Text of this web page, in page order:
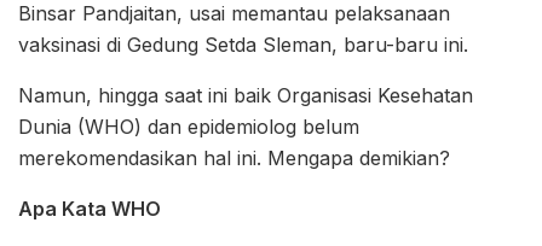
Binsar Pandjaitan, usai memantau pelaksanaan
vaksinasi di Gedung Setda Sleman, baru-baru ini.
Namun, hingga saat ini baik Organisasi Kesehatan
Dunia (WHO) dan epidemiolog belum
merekomendasikan hal ini. Mengapa demikian?
Apa Kata WHO